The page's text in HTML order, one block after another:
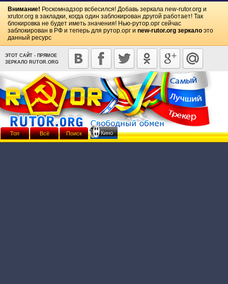
Внимание! Роскомнадзор всбесился! Добавь зеркала new-rutor.org и
xrutor.org в закладки, когда один заблокирован другой работает! Так
блокировка не будет иметь значения! Нью-рутор.орг сейчас
заблокирован в РФ и теперь для рутор.орг и new-rutor.org зеркало это
данный ресурс
ЭТОТ САЙТ - ПРЯМОЕ
ЗЕРКАЛО RUTOR.ORG